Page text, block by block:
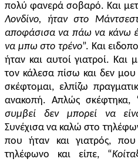
πολύ φανερά σοβαρό. Και
Λονδίνο, ήταν στο
αποφάσισα να πάω να κάνω
να μπω στο τρένο”. Και
ήταν και αυτοίγιατροί. Και
τον κάλεσα πίσω και δεν
σκέφτομαι, ελπίζω
ανακοπή. Απλώς σκέφτηκα,
συμβεί δεν μπορεί να
Συνέχισα να καλώ στο
που ήταν καιγιατρός,
τηλέφωνο και είπε, “Κο